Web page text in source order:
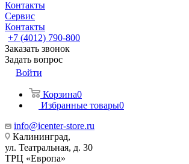
Контакты
Сервис
Контакты
+7 (4012) 790-800
Заказать звонок
Задать вопрос
Войти
Корзина0
Избранные товары0
info@icenter-store.ru
Калининград,
ул. Театральная, д. 30
ТРЦ «Европа»